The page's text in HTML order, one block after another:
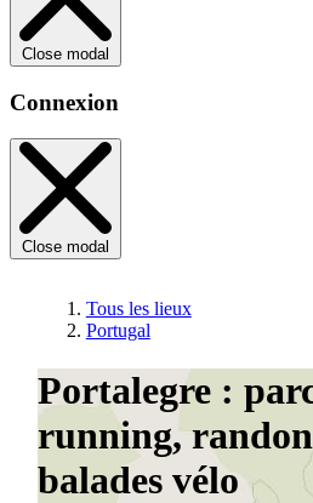
Close modal
Connexion
Close modal
Tous les lieux
Portugal
Portalegre :
running,
balades vélo